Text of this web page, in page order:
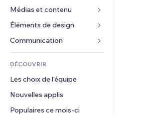
Données analytiques
Réseaux sociaux
Classement de sites
E-mail
Expédition et livraison
Boutons Vente
Comptabilité
Coupons et fidélisation
Solutions d'entreposage
Hôtels
Événements
Restaurants
Immobilier
Réservations
Médias et contenu
Galerie
Musique
Podcasts
Photographie
Vidéo
PDF
Partage de fichiers
Éléments de design
Cartes et navigation
Confidentialité
Horloge
Modèles de pages
Effets sur images
Boutons et menus
Formulaires
Sondages
Chat
Commentaires
DÉCOUVRIR
Les choix de l'équipe
Nouvelles applis
Populaires ce mois‑ci